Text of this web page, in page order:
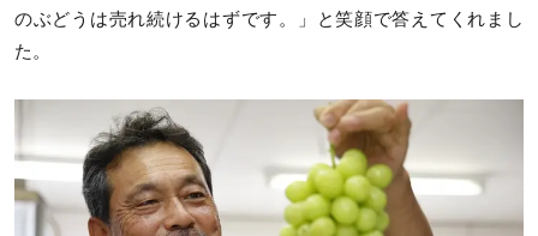
のぶどうは売れ続けるはずです。」と笑顔で答えてくれまし
た。